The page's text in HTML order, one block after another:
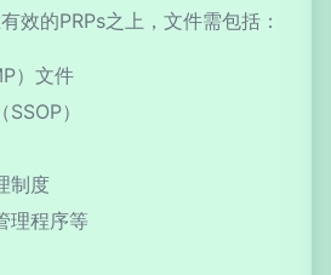
效的PRPs之上，文件需包括：
）文件
）
制度
理程序等